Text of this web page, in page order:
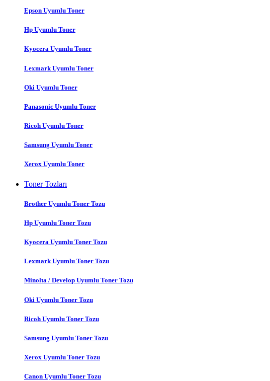
Epson Uyumlu Toner
Hp Uyumlu Toner
Kyocera Uyumlu Toner
Lexmark Uyumlu Toner
Oki Uyumlu Toner
Panasonic Uyumlu Toner
Ricoh Uyumlu Toner
Samsung Uyumlu Toner
Xerox Uyumlu Toner
Toner Tozları
Brother Uyumlu Toner Tozu
Hp Uyumlu Toner Tozu
Kyocera Uyumlu Toner Tozu
Lexmark Uyumlu Toner Tozu
Minolta / Develop Uyumlu Toner Tozu
Oki Uyumlu Toner Tozu
Ricoh Uyumlu Toner Tozu
Samsung Uyumlu Toner Tozu
Xerox Uyumlu Toner Tozu
Canon Uyumlu Toner Tozu